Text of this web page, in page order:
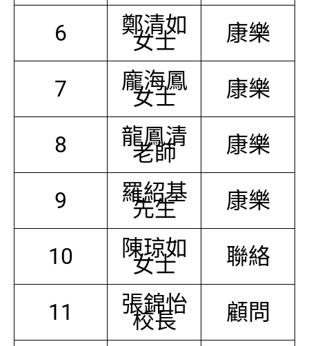
6 鄭清如
女士 康樂
7 龐海鳳
女士 康樂
8 龍鳳清
老師 康樂
9 羅紹基
先生 康樂
10 陳琼如
女士 聯絡
11 張錦怡
校長 顧問